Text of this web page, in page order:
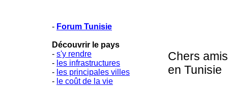
- Forum Tunisie
Découvrir le pays
- s'y rendre
- les infrastructures
- les principales villes
- le coût de la vie
Chers
en Tunisie